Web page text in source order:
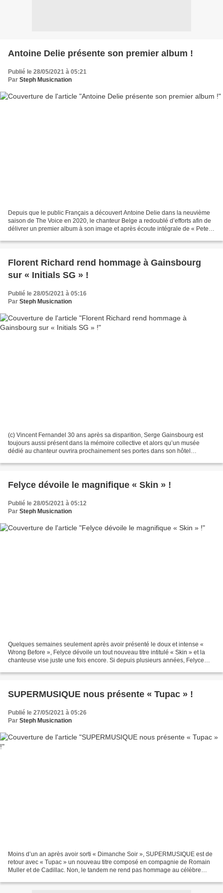
Antoine Delie présente son premier album !
Publié le 28/05/2021 à 05:21
Par Steph Musicnation
Depuis que le public Français a découvert Antoine Delie dans la neuvième
saison de The Voice en 2020, le chanteur Belge a redoublé d’efforts afin de
délivrer un premier album à son image et après écoute intégrale de « Peter
Florent Richard rend hommage à Gainsbourg
sur « Initials SG » !
Publié le 28/05/2021 à 05:16
Par Steph Musicnation
(c) Vincent Fernandel 30 ans après sa disparition, Serge Gainsbourg est
toujours aussi présent dans la mémoire collective et alors qu’un musée
dédié au chanteur ouvrira prochainement ses portes dans son hôtel
Felyce dévoile le magnifique « Skin » !
Publié le 28/05/2021 à 05:12
Par Steph Musicnation
Quelques semaines seulement après avoir présenté le doux et intense «
Wrong Before », Felyce dévoile un tout nouveau titre intitulé « Skin » et la
chanteuse vise juste une fois encore. Si depuis plusieurs années, Felyce
SUPERMUSIQUE nous présente « Tupac » !
Publié le 27/05/2021 à 05:26
Par Steph Musicnation
Moins d’un an après avoir sorti « Dimanche Soir », SUPERMUSIQUE est de
retour avec « Tupac » un nouveau titre composé en compagnie de Romain
Muller et de Cadillac. Non, le tandem ne rend pas hommage au célèbre